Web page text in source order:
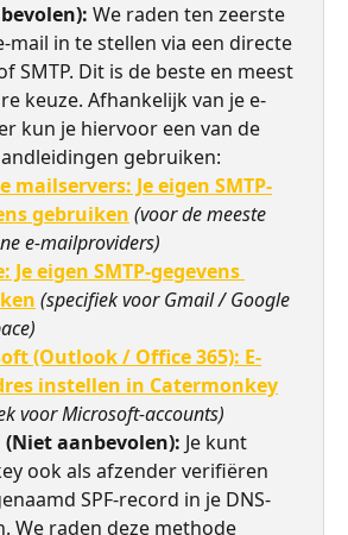
We raden ten zeerste
mail in te stellen via een directe
SMTP. Dit is de beste en meest
keuze. Afhankelijk van je e-
kun je hiervoor een van de
gebruiken:
mailservers: Je eigen SMTP-
gebruiken (voor de meeste
e-mailproviders)
Je eigen SMTP-gegevens
(specifiek voor Gmail / Google
(Outlook / Office 365): E-
instellen in Catermonkey
voor Microsoft-accounts)
(Niet aanbevolen): Je kunt
ook als afzender verifiëren
SPF-record in je DNS-
We raden deze methode